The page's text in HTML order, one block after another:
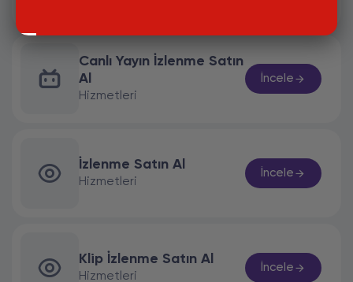
Canlı Yayın İzlenme Satın
Al
Hizmetleri
İncele
İzlenme Satın Al
Hizmetleri
İncele
Klip İzlenme Satın Al
Hizmetleri
İncele